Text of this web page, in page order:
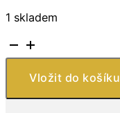
1 skladem
PSG
skleněný
Vložit do košíku